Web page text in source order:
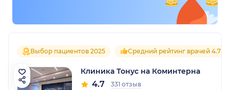
Выбор пациентов 2025 Средний рейтинг врачей 4.7
Клиника Тонус на Коминтерна
4.7 331 отзыв